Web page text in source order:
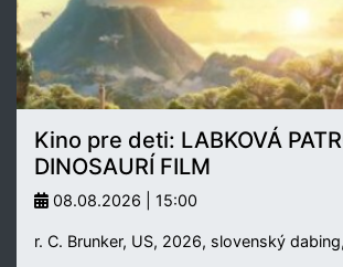
Kino pre deti: LABKOVÁ
DINOSAURÍ FILM
08.08.2026 | 15:00
r. C. Brunker, US, 2026, slovenský